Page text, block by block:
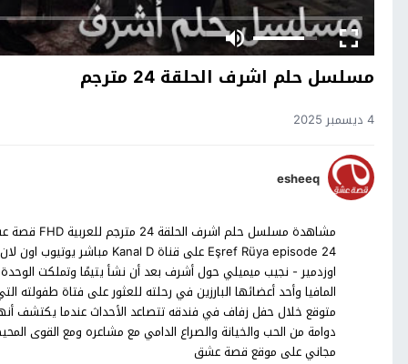
مسلسل حلم اشرف الحلقة 24 مترجم
4 ديسمبر 2025
esheeq
اوزدمير - نجيب ميميلي حول أشرف بعد أن نشأ يتيمًا وتملكت
المافيا وأحد أعضائها البارزين في رحلته للعثور على فتاة
متوقع خلال حفل زفاف في فندقه تتصاعد الأحداث عندما يكتشف
دوامة من الحب والخيانة والصراع الدامي مع مشاعره ومع القوى
مجاني على موقع قصة عشق